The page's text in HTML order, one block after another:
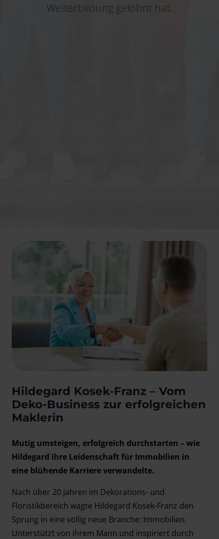
Weiterbildung gelohnt hat.
Hildegard Kosek-Franz – Vom
Deko-Business zur erfolgreichen
Maklerin
Mutig umsteigen, erfolgreich durchstarten – wie
Hildegard ihre Leidenschaft für Immobilien in
eine blühende Karriere verwandelte.
Nach über 20 Jahren im Dekorations- und
Floristikbereich wagte Hildegard Kosek-Franz den
Sprung in eine völlig neue Branche: Immobilien.
Unterstützt von ihrem Mann und inspiriert durch